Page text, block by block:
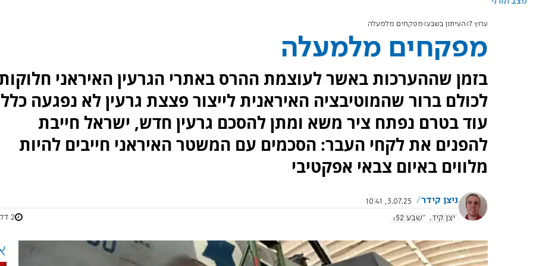
ערוץ 7 העיתון בשבע מפקחים מלמעלה
מפקחים מלמעלה
בזמן שההערכות באשר לעוצמת ההרס באתרי הגרעין האיראני
לכולם ברור שהמוטיבציה האיראנית לייצור פצצת גרעין לא נפגעה
עוד בטרם נפתח ציר משא ומתן להסכם גרעין חדש, ישראל חייבת
להפנים את לקחי העבר: הסכמים עם המשטר האיראני חייבים להיות
מלווים באיום צבאי אפקטיבי
ניצן קידר
3.07.25, 10:41
ניצן קידר בשבע 1152 2 דקות